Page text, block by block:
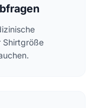
Shirtgröße